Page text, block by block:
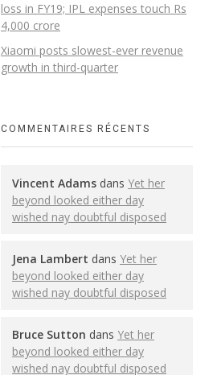
loss in FY19; IPL expenses touch Rs
4,000 crore
Xiaomi posts slowest-ever revenue
growth in third-quarter
COMMENTAIRES RÉCENTS
Vincent Adams dans Yet her
beyond looked either day
wished nay doubtful disposed
Jena Lambert dans Yet her
beyond looked either day
wished nay doubtful disposed
Bruce Sutton dans Yet her
beyond looked either day
wished nay doubtful disposed